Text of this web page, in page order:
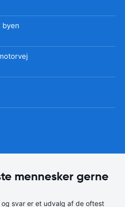
byen
mennesker gerne
svar er et udvalg af de oftest